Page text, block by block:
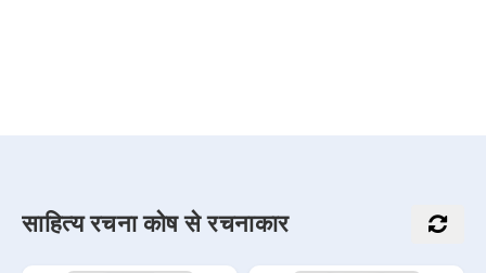
साहित्य रचना कोष से रचनाकार